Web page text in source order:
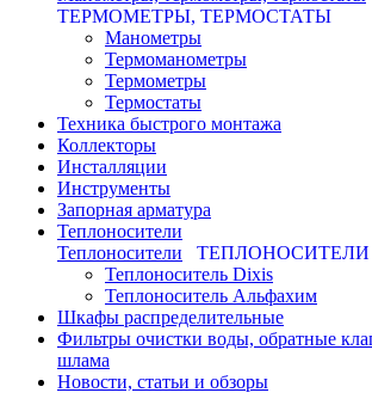
ТЕРМОМЕТРЫ, ТЕРМОСТАТЫ
Манометры
Термоманометры
Термометры
Термостаты
Техника быстрого монтажа
Коллекторы
Инсталляции
Инструменты
Запорная арматура
Теплоносители
Теплоносители
ТЕПЛОНОСИТЕЛИ
Теплоноситель Dixis
Теплоноситель Альфахим
Шкафы распределительные
Фильтры очистки воды, обратные
шлама
Новости, статьи и обзоры